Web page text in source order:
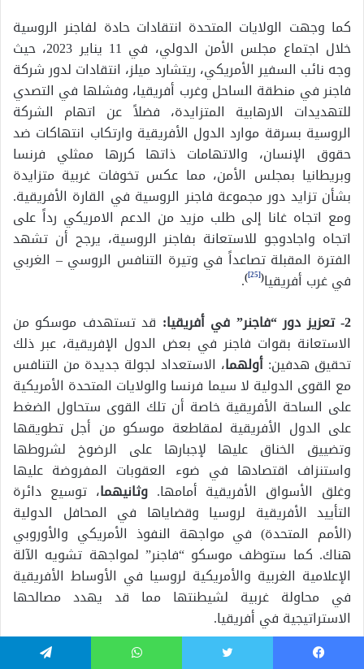
كما وجهت الولايات المتحدة انتقادات حادة لفاجنر الروسية
خلال اجتماع مجلس الأمن الدولي، في 11 يناير 2023، حيث
وجه نائب السفير الأمريكي، ريتشارد ميلز، انتقادات لدور شركة
فاجنر في منطقة الساحل وغرب أفريقيا، وفشلها في التصدي
للتهديدات الارهابية المتزايدة، فضلاً عن اتهام الشركة
الروسية بسرقة موارد الدول الأفريقية وارتكاب انتهاكات ضد
حقوق الإنسان، والاتهامات ذاتها كررها ممثلي فرنسا
وبريطانيا بمجلس الأمن، مما عكس تخوفات غربية متزايدة
بشأن تزايد دور مجموعة فاجنر الروسية في القارة الأفريقية.
ومع اتجاه غانا إلى طلب مزيد من الدعم الامريكي رداً على
اتجاه واجادوجو للاستعانة بفاجنر الروسية، يرجح أن تشهد
الفترة المقبلة تصاعداً في وتيرة التنافس الروسي – الغربي
في غرب أفريقيا(
[25]
)
.
2- تعزيز دور “فاجنر” في أفريقيا:
قد تستهدف موسكو من
الاستعانة بقوات فاجنر في بعض الدول الإفريقية، عبر ذلك
تحقيق هدفين:أولهما، الاستعداد لجولة جديدة من التنافس
مع القوى الدولية لا سيما فرنسا والولايات المتحدة الأمريكية
على الساحة الأفريقية خاصة أن تلك القوى ستحاول الضغط
على الدول الأفريقية لمقاطعة موسكو من أجل تطويقها
وتضييق الخناق عليها لإجبارها على الرضوخ لشروطها
واستنزاف اقتصادها في ضوء العقوبات المفروضة عليها
وغلق الأسواق الأفريقية أمامها.وثانيهما، توسيع دائرة
التأييد الأفريقية لروسيا وقضاياها في المحافل الدولية
(الأمم المتحدة) في مواجهة النفوذ الأمريكي والأوروبي
هناك. كما ستوظف موسكو “فاجنر” لمواجهة تشويه الآلة
الإعلامية الغربية والأمريكية لروسيا في الأوساط الأفريقية
في محاولة غربية لشيطنتها مما قد يهدد مصالحها
الاستراتيجية في أفريقيا.
ويرجع ذلك لزيادة ثقة قطاعات واسعة من الرأي العام